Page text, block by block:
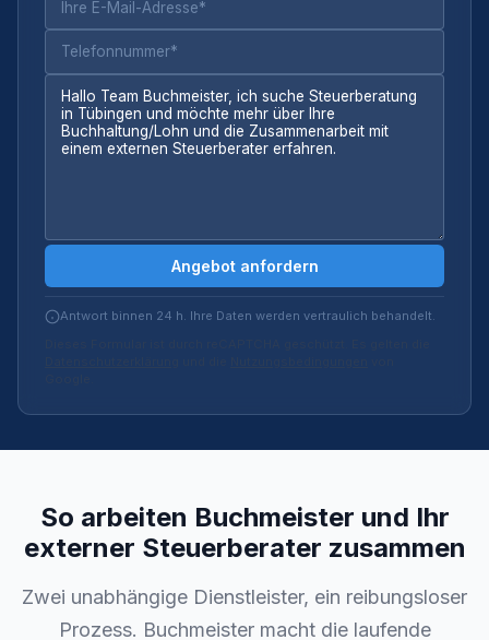
Angebot anfordern
Antwort binnen 24 h. Ihre Daten werden vertraulich behandelt.
So arbeiten Buchmeister und Ihr
externer Steuerberater zusammen
Zwei unabhängige Dienstleister, ein reibungsloser
Prozess. Buchmeister macht die laufende